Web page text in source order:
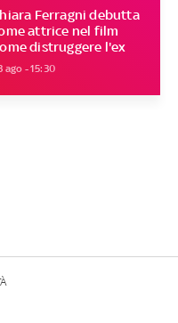
Ferragni debutta
attrice nel film
distruggere l'ex
ago - 15:30